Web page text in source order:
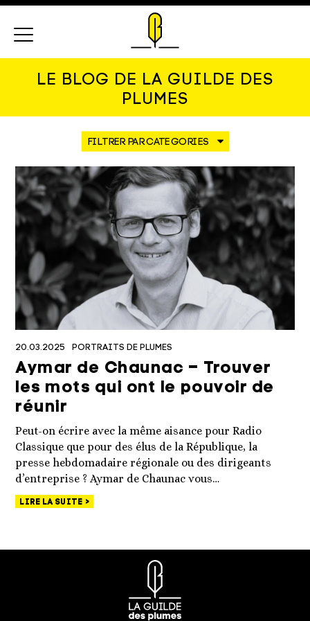
LE BLOG DE LA GUILDE DES
PLUMES
20.03.2025 PORTRAITS DE PLUMES
Aymar de Chaunac – Trouver
les mots qui ont le pouvoir de
réunir
Peut-on écrire avec la même aisance pour Radio
Classique que pour des élus de la République, la
presse hebdomadaire régionale ou des dirigeants
d’entreprise ? Aymar de Chaunac vous…
LIRE LA SUITE